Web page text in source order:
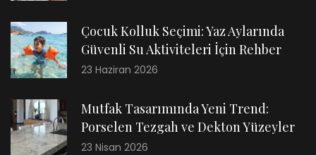
Çocuk Kolluk Seçimi: Yaz Aylarında
Güvenli Su Aktiviteleri İçin Rehber
23 Haziran 2026
Mutfak Tasarımında Yeni Trend:
Porselen Tezgah ve Dekton Yüzeyler
23 Nisan 2026